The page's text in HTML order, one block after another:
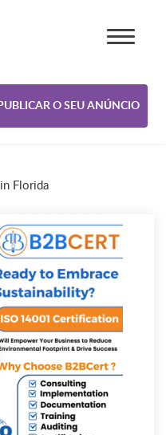
PUBLICAR O SEU ANÚNCIO
Florida